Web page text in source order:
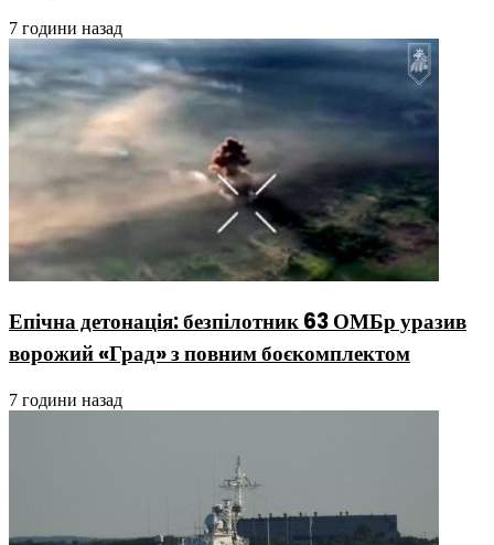
7 години назад
Епічна детонація: безпілотник 63 ОМБр уразив
ворожий «Град» з повним боєкомплектом
7 години назад